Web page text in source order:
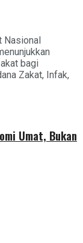
Nasional
bagi
Zakat, Infak,
Umat, Bukan